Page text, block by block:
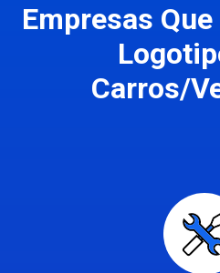
Empresas
Carros/